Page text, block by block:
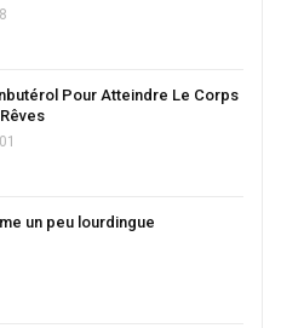
Pour Atteindre Le Corps
un peu lourdingue